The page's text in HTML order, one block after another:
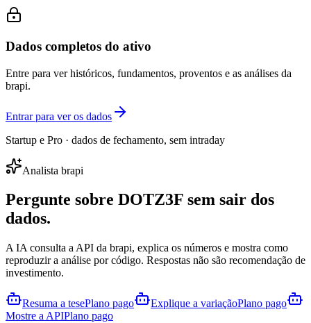
Dados completos do ativo
Entre para ver históricos, fundamentos, proventos e as análises da
brapi.
Entrar para ver os dados
Startup e Pro · dados de fechamento, sem intraday
Analista brapi
Pergunte sobre DOTZ3F sem sair dos
dados.
A IA consulta a API da brapi, explica os números e mostra como
reproduzir a análise por código. Respostas não são recomendação de
investimento.
Resuma a tesePlano pago Explique a variaçãoPlano pago
Mostre a APIPlano pago